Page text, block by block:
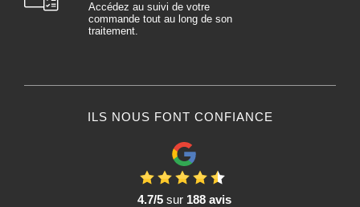
Accédez au suivi de votre
commande tout au long de son
traitement.
ILS NOUS FONT CONFIANCE
4.7/5sur 188 avis